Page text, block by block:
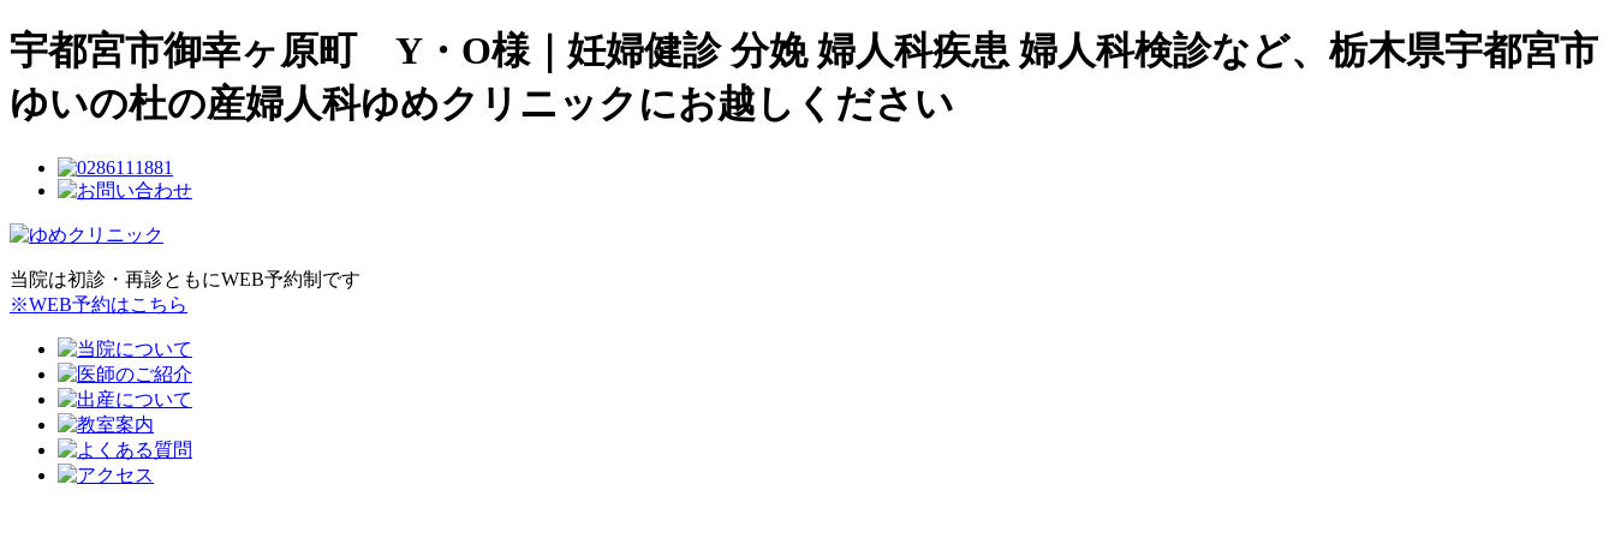
宇都宮市御幸ヶ原町 Y・O様｜妊婦健診 分娩 婦人科疾患 婦人科検診など、栃木県宇都宮市
ゆいの杜の産婦人科ゆめクリニックにお越しください
当院は初診・再診ともにWEB予約制です
※WEB予約はこちら